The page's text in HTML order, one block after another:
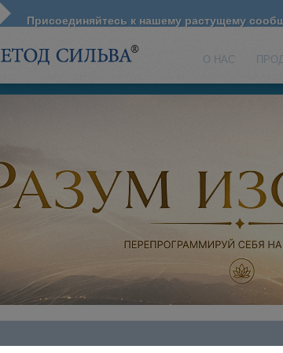
О НАС
Присоединяйтесь к нашему растущему